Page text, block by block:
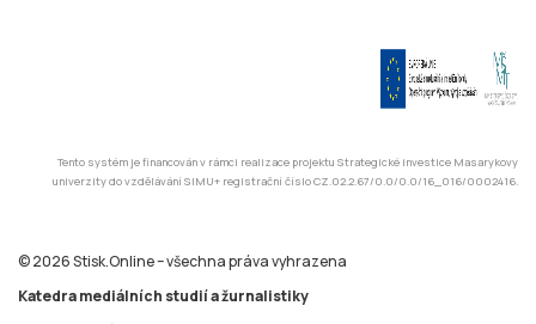
Tento systém je financován v rámci realizace projektu Strategické investice Masarykovy
univerzity do vzdělávání SIMU+ registrační číslo CZ.02.2.67/0.0/0.0/16_016/0002416.
© 2026 Stisk.Online – všechna práva vyhrazena
Katedra mediálních studií a žurnalistiky